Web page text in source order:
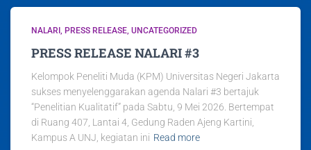
NALARI PRESS RELEASE UNCATEGORIZED
PRESS RELEASE NALARI #3
Kelompok Peneliti Muda (KPM) Universitas Negeri Jakarta
sukses menyelenggarakan agenda Nalari #3 bertajuk
“Penelitian Kualitatif” pada Sabtu, 9 Mei 2026. Bertempat
di Ruang 407, Lantai 4, Gedung Raden Ajeng Kartini,
Kampus A UNJ, kegiatan ini Read more